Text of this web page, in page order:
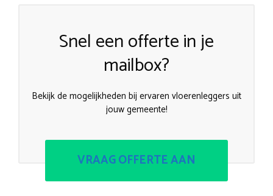
Snel een offerte in je
mailbox?
Bekijk de mogelijkheden bij ervaren vloerenleggers uit
jouw gemeente!
VRAAG OFFERTE AAN